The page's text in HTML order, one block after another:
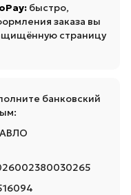
быстро,
заказа вы
страницу
банковский